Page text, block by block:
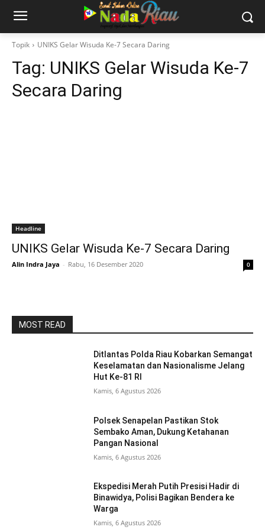
Topik UNIKS Gelar Wisuda Ke-7 Secara Daring
Tag: UNIKS Gelar Wisuda Ke-7
Secara Daring
Headline
UNIKS Gelar Wisuda Ke-7 Secara Daring
Alin Indra Jaya - Rabu, 16 Desember 2020 0
MOST READ
Ditlantas Polda Riau Kobarkan Semangat
Keselamatan dan Nasionalisme Jelang
Hut Ke-81 RI
Kamis, 6 Agustus 2026
Polsek Senapelan Pastikan Stok
Sembako Aman, Dukung Ketahanan
Pangan Nasional
Kamis, 6 Agustus 2026
Ekspedisi Merah Putih Presisi Hadir di
Binawidya, Polisi Bagikan Bendera ke
Warga
Kamis, 6 Agustus 2026